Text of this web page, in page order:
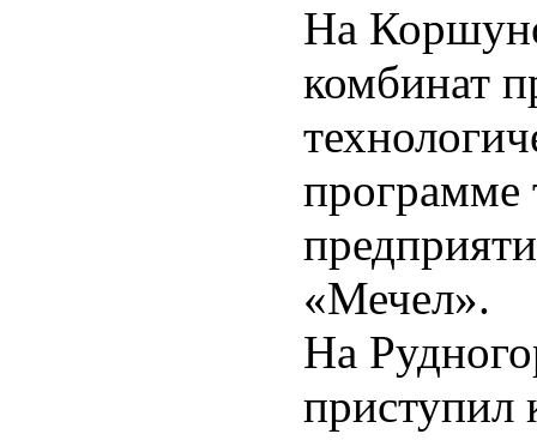
На
комбинат
программе
«Мечел».
На
приступил